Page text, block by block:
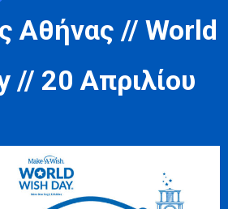
Αθήνας // World
// 20 Απριλίου